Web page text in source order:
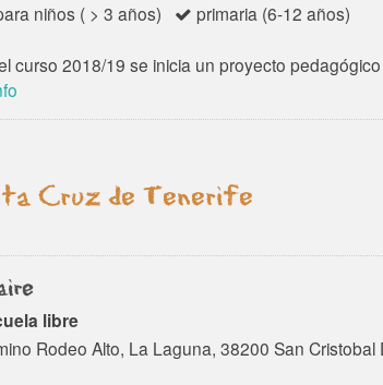
niños ( > 3 años) primaria (6-12 años)
curso 2018/19 se inicia un proyecto
Cruz de Tenerife
libre
Rodeo Alto, La Laguna, 38200 San Cristobal